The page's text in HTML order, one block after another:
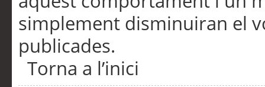
simplement disminuiran el
publicades.
Torna a l’inici